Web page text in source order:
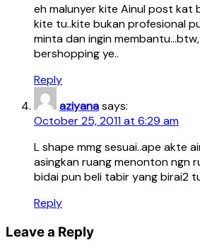
eh malunyer kite Ainul post kat
kite tu..kite bukan profesional
minta dan ingin
bershopping ye..
Reply
aziyanasays:
October 25, 2011 at 6:29 am
L shape mmg sesuai..ape akte
asingkan ruang menonton ngn
bidai pun beli tabir yang birai2
Reply
Leave a Reply